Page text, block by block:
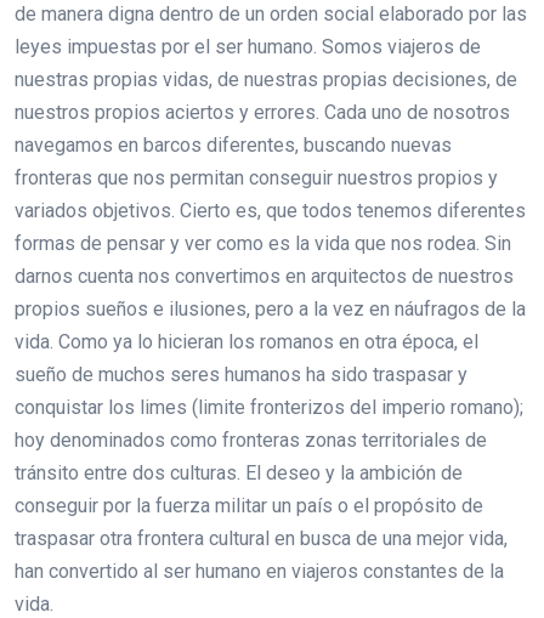
de manera digna dentro de un orden social elaborado por las
leyes impuestas por el ser humano. Somos viajeros de
nuestras propias vidas, de nuestras propias decisiones, de
nuestros propios aciertos y errores. Cada uno de nosotros
navegamos en barcos diferentes, buscando nuevas
fronteras que nos permitan conseguir nuestros propios y
variados objetivos. Cierto es, que todos tenemos diferentes
formas de pensar y ver como es la vida que nos rodea. Sin
darnos cuenta nos convertimos en arquitectos de nuestros
propios sueños e ilusiones, pero a la vez en náufragos de la
vida. Como ya lo hicieran los romanos en otra época, el
sueño de muchos seres humanos ha sido traspasar y
conquistar los limes (limite fronterizos del imperio romano);
hoy denominados como fronteras zonas territoriales de
tránsito entre dos culturas. El deseo y la ambición de
conseguir por la fuerza militar un país o el propósito de
traspasar otra frontera cultural en busca de una mejor vida,
han convertido al ser humano en viajeros constantes de la
vida.